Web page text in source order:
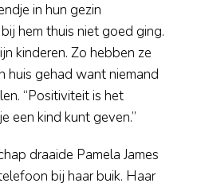
in hun gezin
hem thuis niet goed ging.
kinderen. Zo hebben ze
huis gehad want niemand
“Positiviteit is het
een kind kunt geven.”
draaide Pamela James
bij haar buik. Haar